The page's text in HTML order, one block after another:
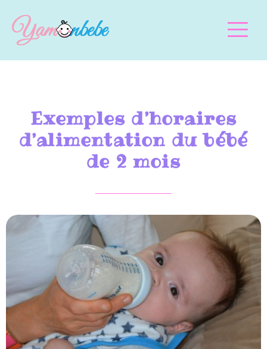
Exemples d’horaires
d’alimentation du bébé
de 2 mois